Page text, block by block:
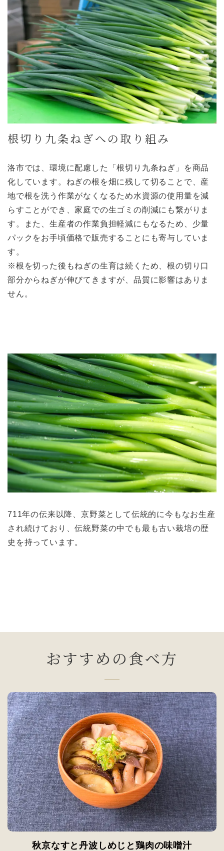
根切り九条ねぎへの取り組み
洛市では、環境に配慮した「根切り九条ねぎ」を商品
化しています。ねぎの根を畑に残して切ることで、産
地で根を洗う作業がなくなるため水資源の使用量を減
らすことができ、家庭での生ゴミの削減にも繋がりま
す。また、生産者の作業負担軽減にもなるため、少量
パックをお手頃価格で販売することにも寄与していま
す。
※根を切った後もねぎの生育は続くため、根の切り口
部分からねぎが伸びてきますが、品質に影響はありま
せん。
711年の伝来以降、京野菜として伝統的に今もなお生産
され続けており、伝統野菜の中でも最も古い栽培の歴
史を持っています。
おすすめの食べ方
秋京なすと丹波しめじと鶏肉の味噌汁